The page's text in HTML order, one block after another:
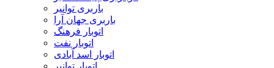
باربری توانیر
باربری جهان آرا
اتوبار فرهنگ
اتوبار نفت
اتوبار اسد آبادی